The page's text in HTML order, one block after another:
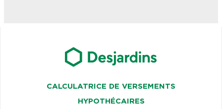
CALCULATRICE DE VERSEMENTS
HYPOTHÉCAIRES